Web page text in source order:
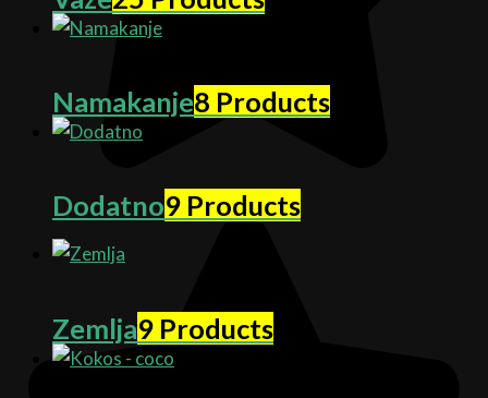
Namakanje8 Products
Dodatno9 Products
Zemlja9 Products